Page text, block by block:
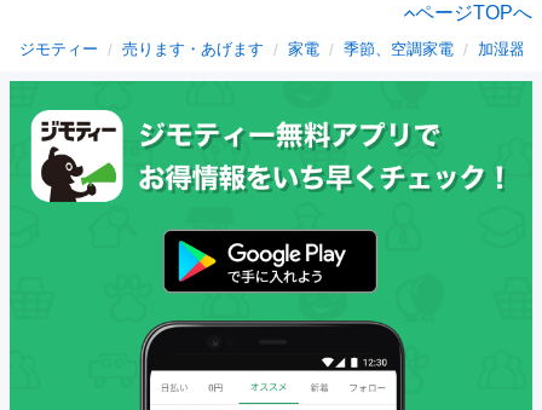
ページTOPへ
ジモティー 売ります・あげます 家電 季節、空調家電 加湿器